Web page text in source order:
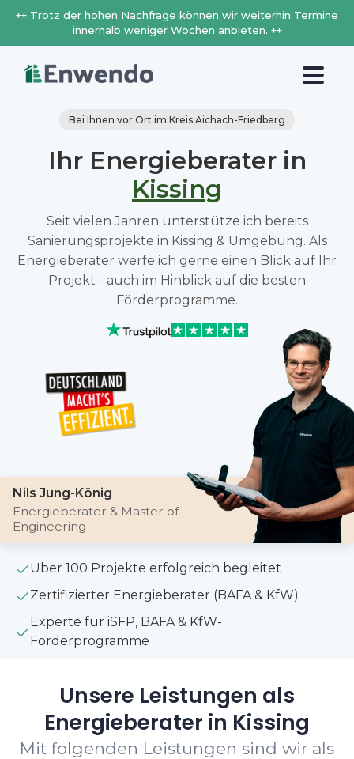
++ Trotz der hohen Nachfrage können wir weiterhin Termine
innerhalb weniger Wochen anbieten. ++
Bei Ihnen vor Ort im Kreis Aichach-Friedberg
Ihr Energieberater in
Kissing
Seit vielen Jahren unterstütze ich bereits
Sanierungsprojekte in Kissing & Umgebung. Als
Energieberater werfe ich gerne einen Blick auf Ihr
Projekt - auch im Hinblick auf die besten
Förderprogramme.
Nils Jung-König
Energieberater & Master of
Engineering
Über 100 Projekte erfolgreich begleitet
Zertifizierter Energieberater (BAFA & KfW)
Experte für iSFP, BAFA & KfW-
Förderprogramme
Unsere Leistungen als
Energieberater in Kissing
Mit folgenden Leistungen sind wir als